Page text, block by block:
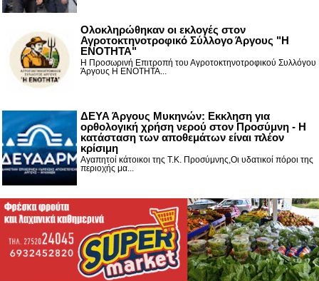
Ολοκληρώθηκαν οι εκλογές στον
Αγροτοκτηνοτροφικό Σύλλογο Άργους "Η
ΕΝΟΤΗΤΑ"
Η Προσωρινή Επιτροπή του Αγροτοκτηνοτροφικού Συλλόγου
Άργους Η ΕΝΟΤΗΤΑ...
ΔΕΥΑ Άργους Μυκηνών: Εκκληση για
ορθολογική χρήση νερού στον Προσύμνη - Η
κατάσταση των αποθεμάτων είναι πλέον
κρίσιμη
Αγαπητοί κάτοικοι της Τ.Κ. Προσύμνης,Οι υδατικοί πόροι της
περιοχής μα...